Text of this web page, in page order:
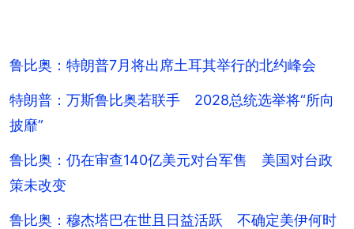
鲁比奥：特朗普7月将出席土耳其举行的北约峰会
特朗普：万斯鲁比奥若联手 2028总统选举将“所向
披靡”
鲁比奥：仍在审查140亿美元对台军售 美国对台政
策未改变
鲁比奥：穆杰塔巴在世且日益活跃 不确定美伊何时